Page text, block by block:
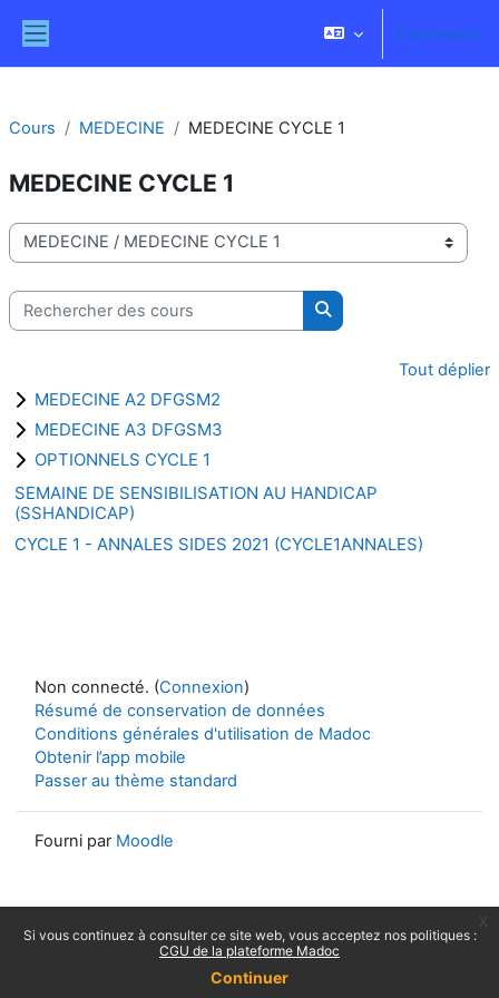
Si vous continuez à consulter ce site web, vous acceptez nos politiques :
CGU de la plateforme Madoc
Continuer
Connexion
Cours MEDECINE MEDECINE CYCLE 1
MEDECINE CYCLE 1
Catégories de cours
Rechercher des cours
Rechercher des cours
Tout déplier
MEDECINE A2 DFGSM2
MEDECINE A3 DFGSM3
OPTIONNELS CYCLE 1
SEMAINE DE SENSIBILISATION AU HANDICAP
(SSHANDICAP)
CYCLE 1 - ANNALES SIDES 2021 (CYCLE1ANNALES)
Non connecté. (Connexion)
Résumé de conservation de données
Conditions générales d'utilisation de Madoc
Obtenir l’app mobile
Passer au thème standard
Fourni par Moodle